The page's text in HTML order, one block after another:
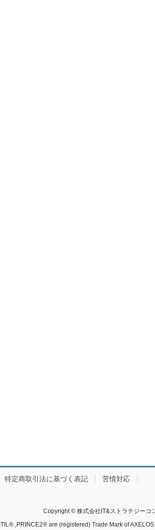
特定商取引法に基づく表記 苦情対応
Copyright © 株式会社IT&ストラテジーコ
ITIL® ,PRINCE2® are (registered) Trade Mark of